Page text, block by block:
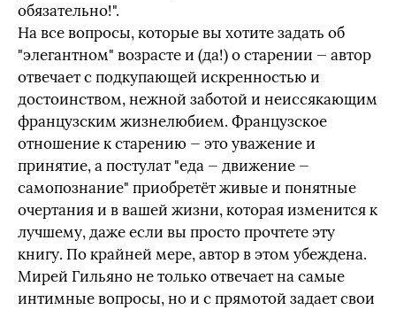
обязательно!".
На все вопросы, которые вы хотите задать об
"элегантном" возрасте и (да!) о старении — автор
отвечает с подкупающей искренностью и
достоинством, нежной заботой и неиссякающим
французским жизнелюбием. Французское
отношение к старению — это уважение и
принятие, а постулат "еда — движение —
самопознание" приобретёт живые и понятные
очертания и в вашей жизни, которая изменится к
лучшему, даже если вы просто прочтете эту
книгу. По крайней мере, автор в этом убеждена.
Мирей Гильяно не только отвечает на самые
интимные вопросы, но и с прямотой задает свои